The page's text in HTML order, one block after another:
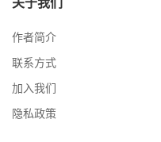
作者简介
联系方式
加入我们
隐私政策